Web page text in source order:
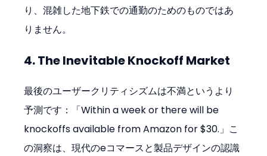
り、混雑した地下鉄での通勤のためのものではあ
りません。
4. The Inevitable Knockoff Market
最後のユーザークリティシズムは不満というより
予測です：「Within a week or there will be
knockoffs available from Amazon for $30.」こ
の洞察は、現代のeコマースと製品デザインの認識